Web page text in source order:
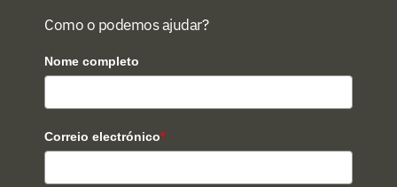
Como o podemos ajudar?
Nome completo
Correio electrónico*